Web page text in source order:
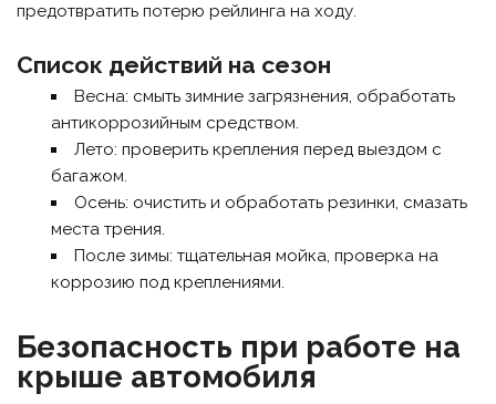
предотвратить потерю рейлинга на ходу.
Список действий на сезон
Весна: смыть зимние загрязнения, обработать
антикоррозийным средством.
Лето: проверить крепления перед выездом с
багажом.
Осень: очистить и обработать резинки, смазать
места трения.
После зимы: тщательная мойка, проверка на
коррозию под креплениями.
Безопасность при работе на
крыше автомобиля